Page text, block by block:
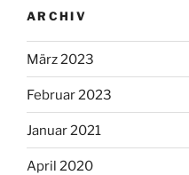
ARCHIV
März 2023
Februar 2023
Januar 2021
April 2020